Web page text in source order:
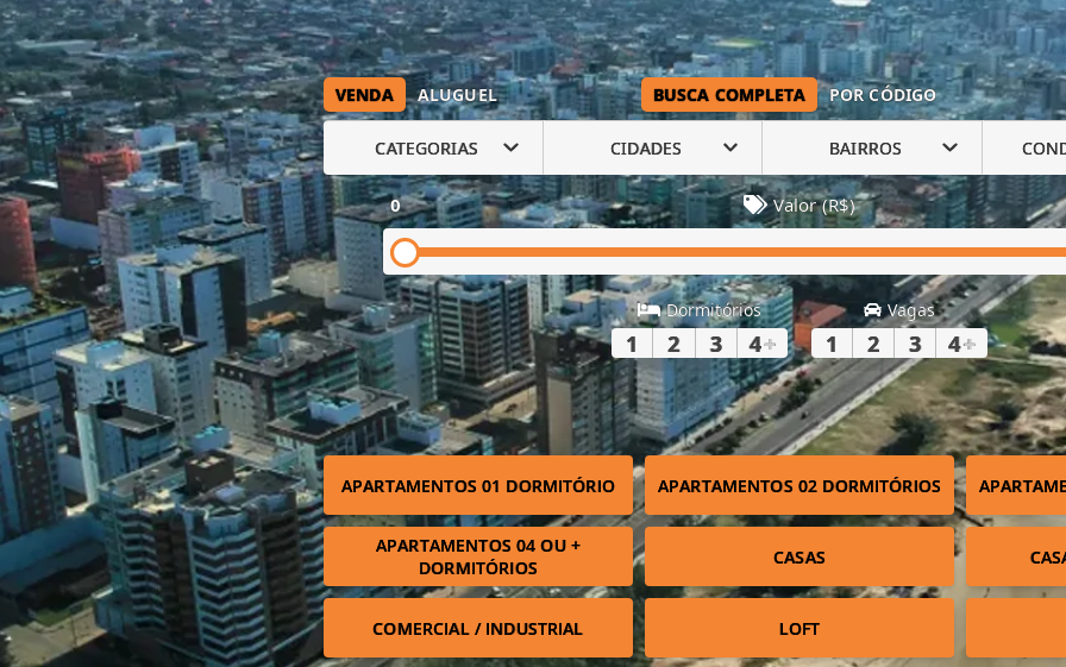
VENDA ALUGUEL BUSCA COMPLETA POR CÓDIGO
CATEGORIAS CIDADES BAIRROS
0 Valor (R$)
Dormitórios
1 2 3 4+
Vagas
1 2 3 4+
APARTAMENTOS 01 DORMITÓRIO APARTAMENTOS 02 DORMITÓRIOS
APARTAMENTOS 04 OU +
DORMITÓRIOS
CASAS
COMERCIAL / INDUSTRIAL LOFT